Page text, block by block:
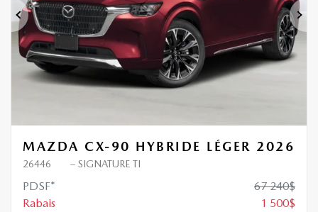
Précédent
MAZDA CX-90 HYBRIDE LÉGER 2026
26446 – SIGNATURE TI
PDSF* 67 240$
Rabais
1 500$